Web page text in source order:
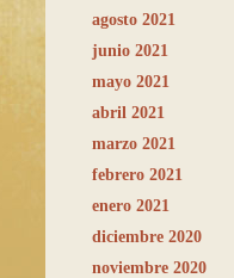
agosto 2021
junio 2021
mayo 2021
abril 2021
marzo 2021
febrero 2021
enero 2021
diciembre 2020
noviembre 2020